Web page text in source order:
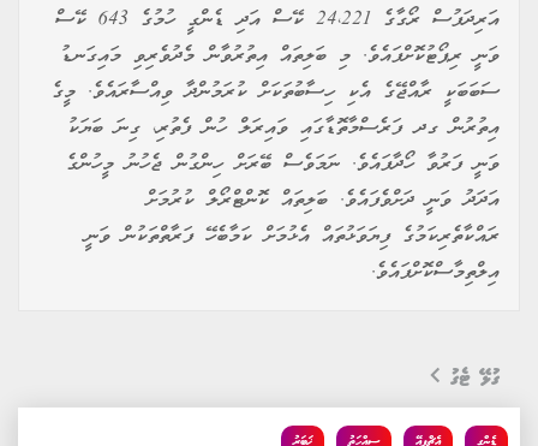
އަރިދަފުސް ރޯގާގެ 24،221 ކޭސް އަދި ޑެންގީ ހުމުގެ 643 ކޭސް
ވަނީ ރިޕޯޓުކޮށްފައެވެ. މި ބަލިތައް އިތުރުވާން މެދުވެރިވި މައިގަނޑު
ސަބަބަކީ ރާއްޖޭގެ އެކި ހިސާބުތަކަށް ކުރަމުންދާ ވިއްސާރައެވެ. މީގެ
އިތުރުން ގދ ފަރެސްމާތޮޑާގައި ވައިރަލް ހުން ފެތުރި، ގިނަ ބަޔަކު
ވަނީ ފަރުވާ ހޯދާފައެވެ. ނަމަވެސް ބޭރަށް ހިންގުން ޖެހުނު މީހުންގެ
އަދަދު ވަނީ ދަށްވެފައެވެ. ބަލިތައް ކޮންޓްރޯލް ކުރުމަށް
ރައްކާތެރިކަމުގެ ފިޔަވަޅުތައް އެޅުމަށް ކަމާބެހޭ ފަރާތްތަކުން ވަނީ
އިލްތިމާސްކޮށްފައެވެ.
ގުޅޭ ޓެގު
ޚަބަރު ސިއްހަތު އެޗްޕީއޭ ޑެންގީ